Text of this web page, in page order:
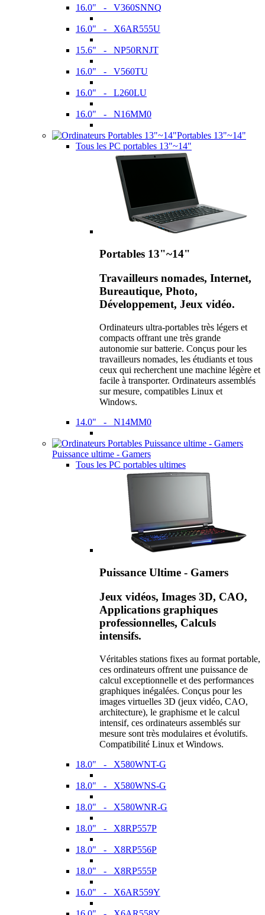
16.0" - V360SNNQ
16.0" - X6AR555U
15.6" - NP50RNJT
16.0" - V560TU
16.0" - L260LU
16.0" - N16MM0
Portables 13"~14"
Tous les PC portables 13"~14"
Portables 13"~14"
Travailleurs nomades, Internet,
Bureautique, Photo,
Développement, Jeux vidéo.
Ordinateurs ultra-portables très légers et
compacts offrant une très grande
autonomie sur batterie. Conçus pour les
travailleurs nomades, les étudiants et tous
ceux qui recherchent une machine légère et
facile à transporter. Ordinateurs assemblés
sur mesure, compatibles Linux et
Windows.
14.0" - N14MM0
Puissance ultime - Gamers
Tous les PC portables ultimes
Puissance Ultime - Gamers
Jeux vidéos, Images 3D, CAO,
Applications graphiques
professionnelles, Calculs
intensifs.
Véritables stations fixes au format portable,
ces ordinateurs offrent une puissance de
calcul exceptionnelle et des performances
graphiques inégalées. Conçus pour les
images virtuelles 3D (jeux vidéo, CAO,
architecture), le graphisme et le calcul
intensif, ces ordinateurs assemblés sur
mesure sont très modulaires et évolutifs.
Compatibilité Linux et Windows.
18.0" - X580WNT-G
18.0" - X580WNS-G
18.0" - X580WNR-G
18.0" - X8RP557P
18.0" - X8RP556P
18.0" - X8RP555P
16.0" - X6AR559Y